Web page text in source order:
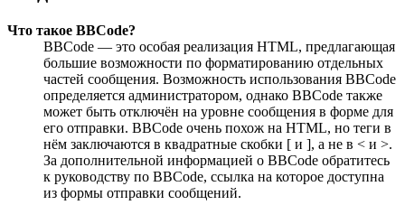
Что такое BBCode?
BBCode — это особая реализация HTML, предлагающая
большие возможности по форматированию отдельных
частей сообщения. Возможность использования BBCode
определяется администратором, однако BBCode также
может быть отключён на уровне сообщения в форме для
его отправки. BBCode очень похож на HTML, но теги в
нём заключаются в квадратные скобки [ и ], а не в < и >.
За дополнительной информацией о BBCode обратитесь
к руководству по BBCode, ссылка на которое доступна
из формы отправки сообщений.